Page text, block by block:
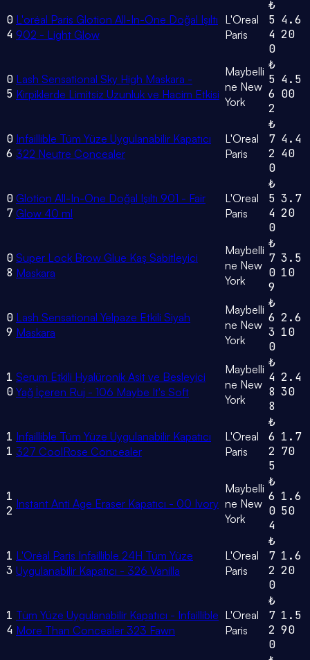
0
4
L'oréal Paris Glotion All-In-One Doğal Işıltı
902 - Light Glow
L'Oreal
Paris
₺
5
4
0
4.6
20
0
5
Lash Sensational Sky High Maskara -
Kirpiklerde Limitsiz Uzunluk ve Hacim Etkisi
Maybelli
ne New
York
₺
5
6
2
4.5
00
0
6
Infaillible Tüm Yüze Uygulanabilir Kapatıcı
322 Neutre Concealer
L'Oreal
Paris
₺
7
2
0
4.4
40
0
7
Glotion All-In-One Doğal Işıltı 901 - Fair
Glow 40 ml
L'Oreal
Paris
₺
5
4
0
3.7
20
0
8
Super Lock Brow Glue Kaş Sabitleyici
Maskara
Maybelli
ne New
York
₺
7
0
9
3.5
10
0
9
Lash Sensational Yelpaze Etkili Siyah
Maskara
Maybelli
ne New
York
₺
6
3
0
2.6
10
1
0
Serum Etkili Hyalüronik Asit ve Besleyici
Yağ İçeren Ruj - 106 Maybe It's Soft
Maybelli
ne New
York
₺
4
8
8
2.4
30
1
1
Infaillible Tüm Yüze Uygulanabilir Kapatıcı
327 CoolRose Concealer
L'Oreal
Paris
₺
6
2
5
1.7
70
1
2 Instant Anti Age Eraser Kapatıcı - 00 Ivory
Maybelli
ne New
York
₺
6
0
4
1.6
50
1
3
L'Oréal Paris Infaillible 24H Tüm Yüze
Uygulanabilir Kapatıcı - 326 Vanilla
L'Oreal
Paris
₺
7
2
0
1.6
20
1
4
Tüm Yüze Uygulanabilir Kapatıcı - Infaillible
More Than Concealer 323 Fawn
L'Oreal
Paris
₺
7
2
0
1.5
90